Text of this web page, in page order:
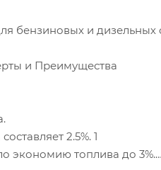
бензиновых и
и Преимущества
2.5%. 1
экономию топлива до 3%.